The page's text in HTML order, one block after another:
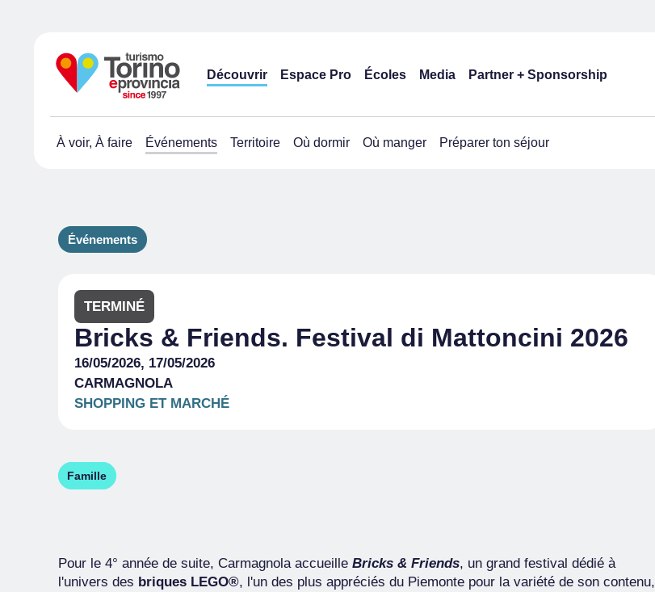
Découvrir Espace Pro Écoles Media Partner + Sponsorship
À voir, À faire Événements Territoire Où dormir Où manger Préparer ton séjour
Événements
TERMINÉ
Bricks & Friends. Festival di Mattoncini 2026
16/05/2026, 17/05/2026
CARMAGNOLA
SHOPPING ET MARCHÉ
Famille
Pour le 4° année de suite, Carmagnola accueille Bricks & Friends, un grand festival dédié à
l'univers des briques LEGO®, l'un des plus appréciés du Piemonte pour la variété de son contenu,